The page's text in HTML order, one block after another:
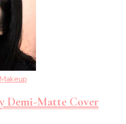
Makeup
Demi-Matte Cover